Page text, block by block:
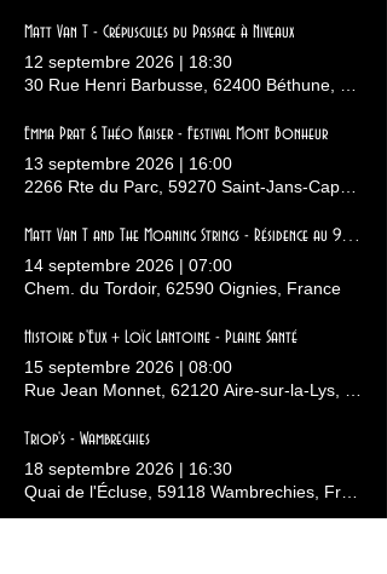
Matt Van T - Crépuscules du Passage à Niveaux
12 septembre 2026 | 18:30
30 Rue Henri Barbusse, 62400 Béthune, France
Emma Prat & Théo Kaiser - Festival Mont Bonheur
13 septembre 2026 | 16:00
2266 Rte du Parc, 59270 Saint-Jans-Cappel,
Matt Van T and The Moaning Strings - Résidence au 9-9bis
14 septembre 2026 | 07:00
Chem. du Tordoir, 62590 Oignies, France
Histoire d'Eux + Loïc Lantoine - Plaine Santé
15 septembre 2026 | 08:00
Rue Jean Monnet, 62120 Aire-sur-la-Lys,
Triop's - Wambrechies
18 septembre 2026 | 16:30
Quai de l'Écluse, 59118 Wambrechies, France